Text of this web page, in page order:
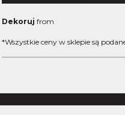
Dekoruj from
*Wszystkie ceny w sklepie są